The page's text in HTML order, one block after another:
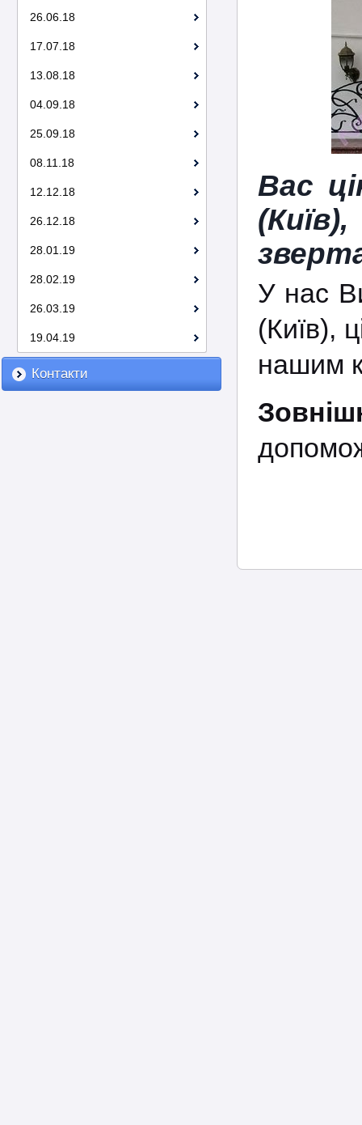
26.06.18
17.07.18
13.08.18
04.09.18
25.09.18
08.11.18
12.12.18
26.12.18
28.01.19
28.02.19
26.03.19
19.04.19
Контакти
Вас
У нас
(Київ),
нашим